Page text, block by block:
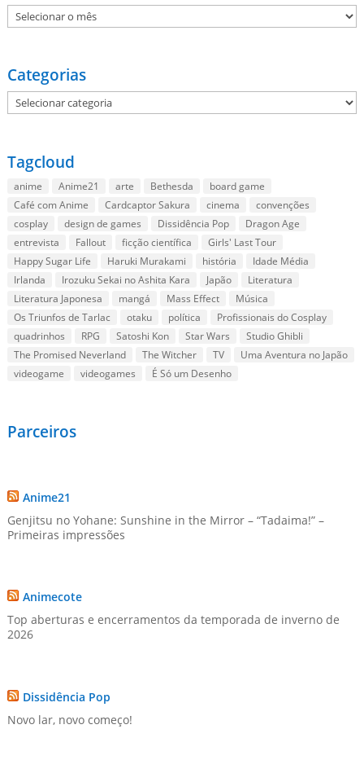
Arquivo
Categorias
Categorias
Tagcloud
anime Anime21 arte Bethesda
board game
Café com Anime
Cardcaptor Sakura cinema
convenções
cosplay
design de games Dissidência Pop
Dragon Age
entrevista
Fallout ficção científica
Girls' Last Tour
Happy Sugar Life
Haruki Murakami história
Idade Média
Irlanda
Irozuku Sekai no Ashita Kara Japão
Literatura
Literatura Japonesa
mangá Mass Effect
Música
Os Triunfos de Tarlac
otaku política
Profissionais do Cosplay
quadrinhos
RPG Satoshi Kon Star Wars
Studio Ghibli
The Promised Neverland
The Witcher TV
Uma Aventura no Japão
videogame
videogames É Só um Desenho
Parceiros
Anime21
Genjitsu no Yohane: Sunshine in the Mirror – “Tadaima!” –
Primeiras impressões
Animecote
Top aberturas e encerramentos da temporada de inverno de
2026
Dissidência Pop
Novo lar, novo começo!